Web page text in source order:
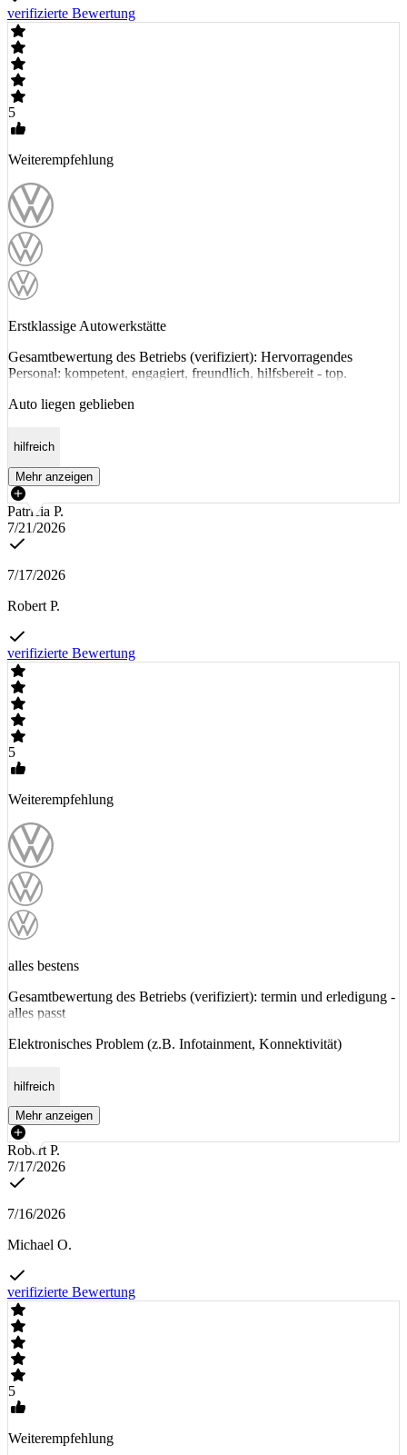
verifizierte Bewertung
5
Weiterempfehlung
Erstklassige Autowerkstätte
Gesamtbewertung des Betriebs (verifiziert): Hervorragendes
Personal: kompetent, engagiert, freundlich, hilfsbereit - top.
Auto liegen geblieben
hilfreich
Mehr anzeigen
Patricia P.
7/21/2026
7/17/2026
Robert P.
verifizierte Bewertung
5
Weiterempfehlung
alles bestens
Gesamtbewertung des Betriebs (verifiziert): termin und erledigung -
alles passt
Elektronisches Problem (z.B. Infotainment, Konnektivität)
hilfreich
Mehr anzeigen
Robert P.
7/17/2026
7/16/2026
Michael O.
verifizierte Bewertung
5
Weiterempfehlung